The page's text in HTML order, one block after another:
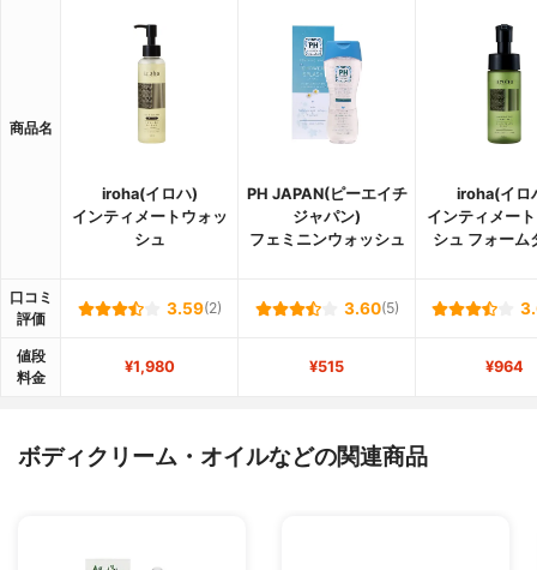
商品名
iroha(イロハ)
インティメートウォッ
シュ
PH JAPAN(ピーエイチ
ジャパン)
フェミニンウォッシュ
iroha(イロ
インティメー
シュ フォーム
口コミ
評価
3.59(2) 3.60(5)
値段
料金
¥1,980 ¥515 ¥964
ボディクリーム・オイルなどの関連商品